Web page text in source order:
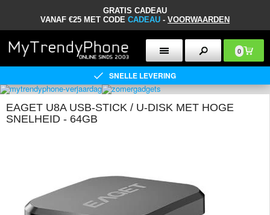
GRATIS CADEAU
VANAF €25 MET CODE CADEAU - VOORWAARDEN
0
SNELLE LEVERING
EAGET U8A USB-STICK / U-DISK MET HOGE
SNELHEID - 64GB